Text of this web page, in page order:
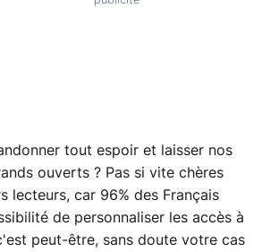
tout espoir et laisser nos
ouverts ? Pas si vite chères
lecteurs, car 96% des Français
de personnaliser les accès à
peut-être, sans doute votre cas